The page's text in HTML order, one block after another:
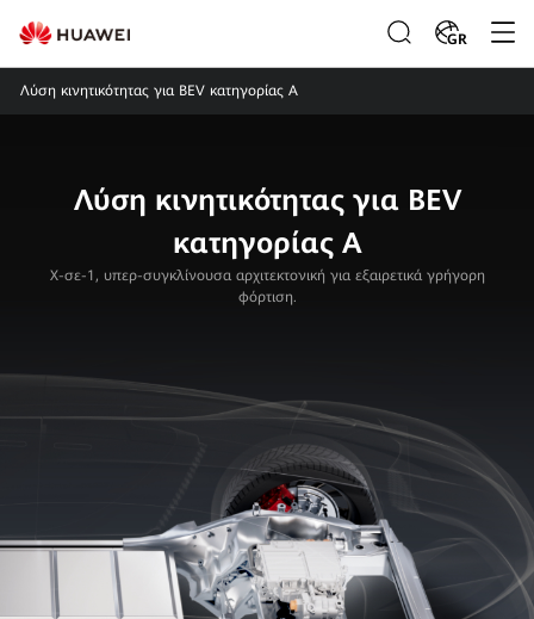
GR
Λύση κινητικότητας για BEV κατηγορίας A
Λύση κινητικότητας για BEV
κατηγορίας A
X-σε-1, υπερ-συγκλίνουσα αρχιτεκτονική για εξαιρετικά γρήγορη
φόρτιση.